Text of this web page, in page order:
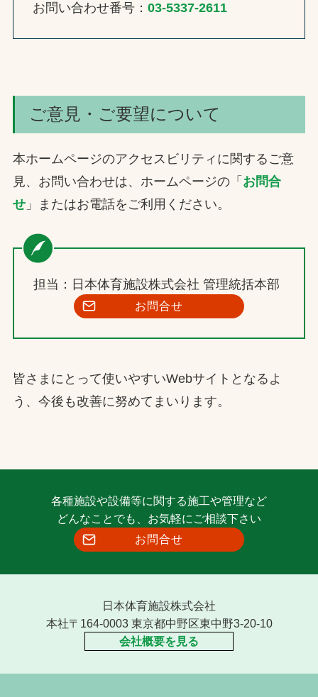
お問い合わせ番号： 03-5337-2611
ご意見・ご要望について
本ホームページのアクセスビリティに関するご意
見、お問い合わせは、ホームページの「 お問合
せ」またはお電話をご利用ください。
担当：日本体育施設株式会社 管理統括本部
お問合せ
皆さまにとって使いやすいWebサイトとなるよ
う、今後も改善に努めてまいります。
各種施設や設備等に関する施工や管理など
どんなことでも、お気軽にご相談下さい
お問合せ
日本体育施設株式会社
本社〒164-0003 東京都中野区東中野3-20-10
会社概要を見る